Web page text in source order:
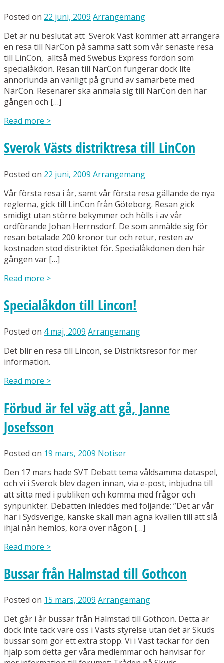
Posted on 22 juni, 2009 Arrangemang
Det är nu beslutat att Sverok Väst kommer att arrangera
en resa till NärCon på samma sätt som vår senaste resa
till LinCon, alltså med Swebus Express fordon som
specialåkdon. Resan till NärCon fungerar dock lite
annorlunda än vanligt på grund av samarbete med
NärCon. Resenärer ska anmäla sig till NärCon den här
gången och […]
Read more >
Sverok Västs distriktresa till LinCon
Posted on 22 juni, 2009 Arrangemang
Vår första resa i år, samt vår första resa gällande de nya
reglerna, gick till LinCon från Göteborg. Resan gick
smidigt utan större bekymmer och hölls i av vår
ordförande Johan Herrnsdorf. De som anmälde sig för
resan betalade 200 kronor tur och retur, resten av
kostnaden stod distriktet för. Specialåkdonen den här
gången var […]
Read more >
Specialåkdon till Lincon!
Posted on 4 maj, 2009 Arrangemang
Det blir en resa till Lincon, se Distriktsresor för mer
information.
Read more >
Förbud är fel väg att gå, Janne
Josefsson
Posted on 19 mars, 2009 Notiser
Den 17 mars hade SVT Debatt tema våldsamma dataspel,
och vi i Sverok blev dagen innan, via e-post, inbjudna till
att sitta med i publiken och komma med frågor och
synpunkter. Debatten inleddes med följande: ”Det är vår
här i Sydsverige, kanske skall man ägna kvällen till att slå
ihjäl nån hemlös, köra över någon […]
Read more >
Bussar från Halmstad till Gothcon
Posted on 15 mars, 2009 Arrangemang
Det går i år bussar från Halmstad till Gothcon. Detta är
dock inte tack vare oss i Västs styrelse utan det är Skuds
bussar som gör ett extra stopp. Vi i Väst tackar för den
hjälp som detta ger våra medlemmar och hänvisar för